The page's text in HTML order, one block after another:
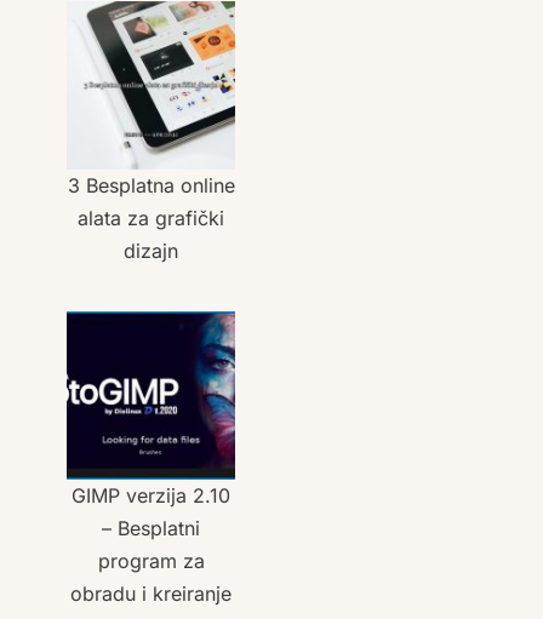
3 Besplatna online
alata za grafički
dizajn
GIMP verzija 2.10
– Besplatni
program za
obradu i kreiranje